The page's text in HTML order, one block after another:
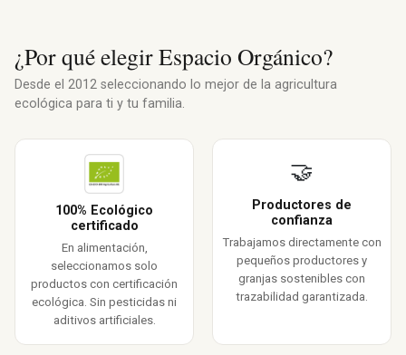
¿Por qué elegir Espacio Orgánico?
Desde el 2012 seleccionando lo mejor de la agricultura
ecológica para ti y tu familia.
100% Ecológico
certificado
En alimentación,
seleccionamos solo
productos con certificación
ecológica. Sin pesticidas ni
aditivos artificiales.
🤝
Productores de
confianza
Trabajamos directamente con
pequeños productores y
granjas sostenibles con
trazabilidad garantizada.